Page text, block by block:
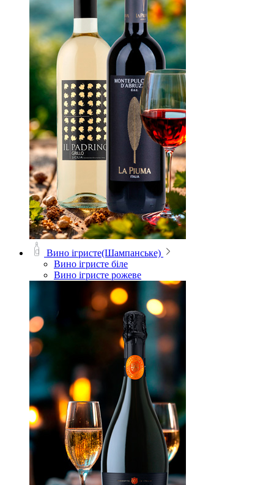
Вино ігристе(Шампанське)
Вино ігристе біле
Вино ігристе рожеве